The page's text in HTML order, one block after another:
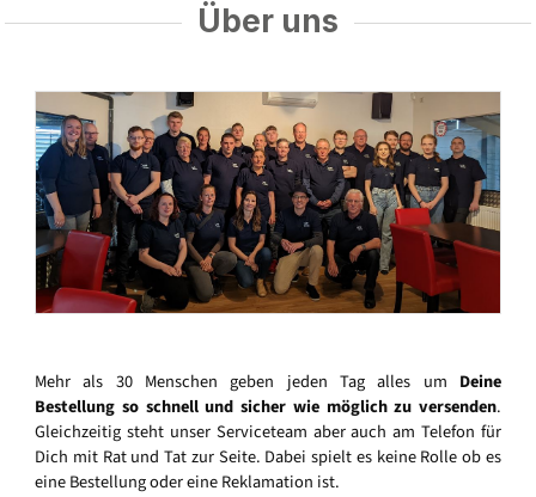
Über uns
Mehr als 30 Menschen geben jeden Tag alles um Deine
Bestellung so schnell und sicher wie möglich zu versenden.
Gleichzeitig steht unser Serviceteam aber auch am Telefon für
Dich mit Rat und Tat zur Seite. Dabei spielt es keine Rolle ob es
eine Bestellung oder eine Reklamation ist.